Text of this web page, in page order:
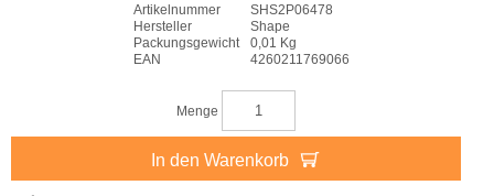
Artikelnummer
SHS2P06478
Hersteller
Shape
Packungsgewicht
0,01 Kg
EAN
4260211769066
Menge
In den Warenkorb